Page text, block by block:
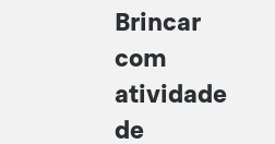
Brincar
com
atividade
de